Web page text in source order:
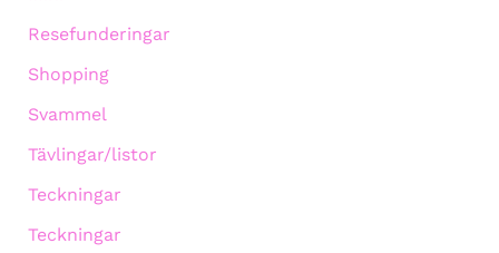
Resefunderingar
Shopping
Svammel
Tävlingar/listor
Teckningar
Teckningar